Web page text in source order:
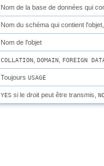
Nom de la base de données qui
Nom du schéma qui contient
Nom de l'objet
COLLATION, DOMAIN, FOREIGN
Toujours USAGE
YESsi le droit peut être transmis,